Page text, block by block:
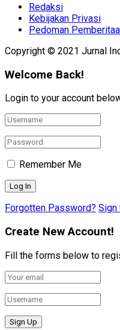
Redaksi
Kebijakan Privasi
Pedoman
Copyright © 2021 Jurnal
Welcome Back!
Login to your account
Remember Me
Forgotten Password? Sign
Create New Account!
Fill the forms below to